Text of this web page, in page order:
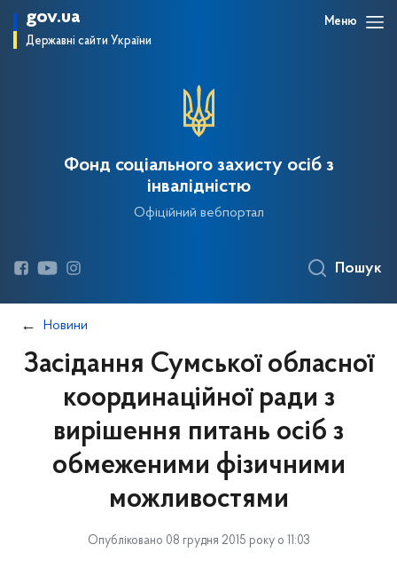
gov.ua
Державні сайти України
Меню
Фонд соціального захисту осіб з
інвалідністю
Офіційний вебпортал
Пошук
Новини
Засідання Сумської обласної
координаційної ради з
вирішення питань осіб з
обмеженими фізичними
можливостями
Опубліковано 08 грудня 2015 року о 11:03